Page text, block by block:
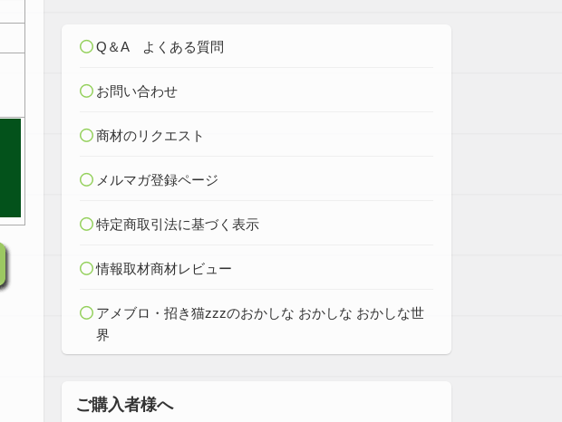
Q＆A よくある質問
お問い合わせ
商材のリクエスト
メルマガ登録ページ
特定商取引法に基づく表示
情報取材商材レビュー
アメブロ・招き猫zzzのおかしな おかしな おかしな世
界
ご購入者様へ